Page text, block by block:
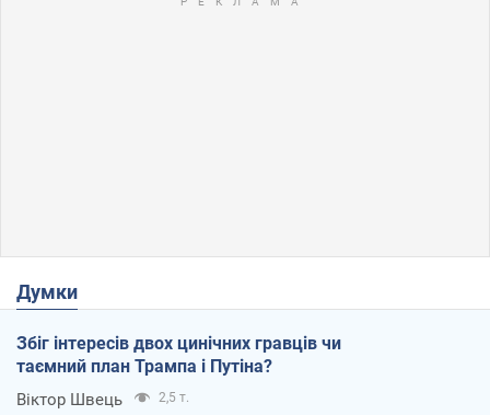
Думки
Збіг інтересів двох цинічних гравців чи
таємний план Трампа і Путіна?
Віктор Швець 2,5 т.